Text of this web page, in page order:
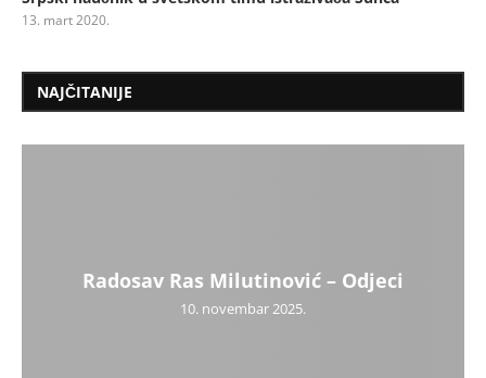
13. mart 2020.
NAJČITANIJE
Radosav Ras Milutinović – Odjeci
10. novembar 2025.